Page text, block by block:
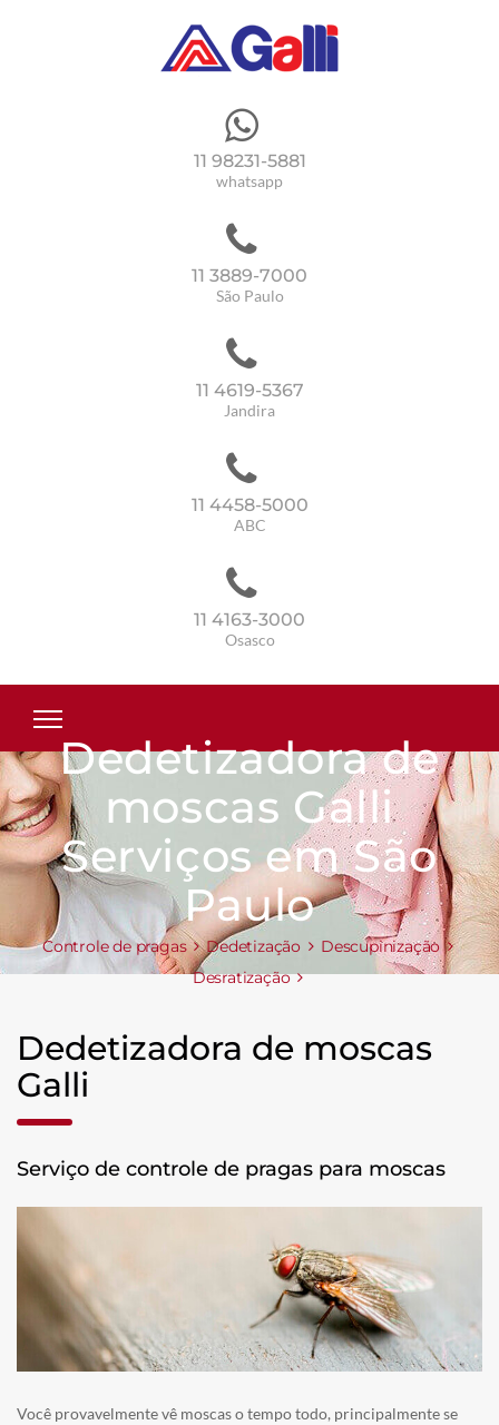
11 98231-5881
whatsapp
11 3889-7000
São Paulo
11 4619-5367
Jandira
11 4458-5000
ABC
11 4163-3000
Osasco
Dedetizadora de
moscas Galli
Serviços em São
Paulo
Controle de pragas Dedetização
Descupinização
Desratização
Dedetizadora de moscas
Galli
Serviço de controle de pragas para moscas
Você provavelmente vê moscas o tempo todo, principalmente se